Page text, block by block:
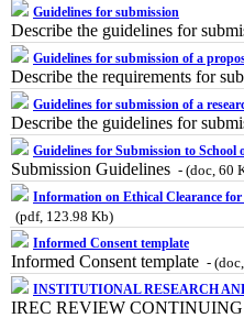
Guidelines for submission
Describe the guidelines for
Guidelines for submission of a
Describe the requirements for
Guidelines for submission of a
Describe the guidelines for
Guidelines for Submission to School
Submission Guidelines - (doc, 60
Information on Ethical Clearance for
(pdf, 123.98 Kb)
Informed Consent template
Informed Consent template -
INSTITUTIONAL RESEARCH
IREC REVIEW